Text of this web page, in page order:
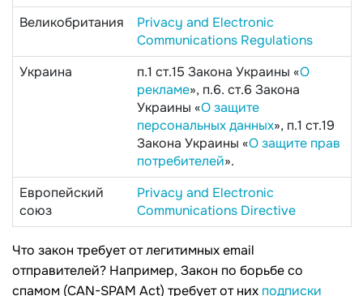
Великобритания
Privacy and Electronic
Communications Regulations
Украина
п.1 ст.15 Закона Украины «О
рекламе», п.6. ст.6 Закона
Украины «О защите
персональных данных», п.1 ст.19
Закона Украины «О защите прав
потребителей».
Европейский
союз
Privacy and Electronic
Communications Directive
Что закон требует от легитимных email
отправителей? Например, Закон по борьбе со
спамом (CAN-SPAM Act) требует от них подписки